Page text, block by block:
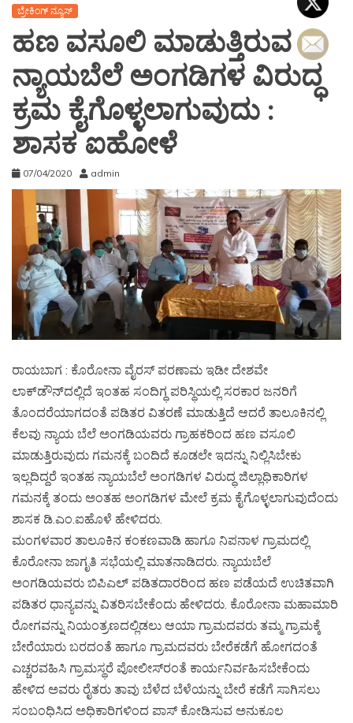
ಬ್ರೇಕಿಂಗ್ ನ್ಯೂಸ್
ಹಣ ವಸೂಲಿ ಮಾಡುತ್ತಿರುವ
ನ್ಯಾಯಬೆಲೆ ಅಂಗಡಿಗಳ ವಿರುದ್ಧ
ಕ್ರಮ ಕೈಗೊಳ್ಳಲಾಗುವುದು :
ಶಾಸಕ ಐಹೋಳೆ
07/04/2020 admin
ರಾಯಬಾಗ : ಕೊರೋನಾ ವೈರಸ್ ಪರಣಾಮ ಇಡೀ ದೇಶವೇ
ಲಾಕ್‍ಡೌನ್‍ದಲ್ಲಿದೆ ಇಂತಹ ಸಂದಿಗ್ಧ ಪರಿಸ್ಥಿಯಲ್ಲಿ ಸರಕಾರ ಜನರಿಗೆ
ತೊಂದರೆಯಾಗದಂತೆ ಪಡಿತರ ವಿತರಣೆ ಮಾಡುತ್ತಿದೆ ಆದರೆ ತಾಲೂಕಿನಲ್ಲಿ
ಕೆಲವು ನ್ಯಾಯ ಬೆಲೆ ಅಂಗಡಿಯವರು ಗ್ರಾಹಕರಿಂದ ಹಣ ವಸೂಲಿ
ಮಾಡುತ್ತಿರುವುದು ಗಮನಕ್ಕೆ ಬಂದಿದೆ ಕೂಡಲೇ ಇದನ್ನು ನಿಲ್ಲಿಸಿಬೇಕು
ಇಲ್ಲದಿದ್ದರೆ ಇಂತಹ ನ್ಯಾಯಬೆಲೆ ಅಂಗಡಿಗಳ ವಿರುದ್ಧ ಜಿಲ್ಲಾಧಿಕಾರಿಗಳ
ಗಮನಕ್ಕೆ ತಂದು ಅಂತಹ ಅಂಗಡಿಗಳ ಮೇಲೆ ಕ್ರಮ ಕೈಗೊಳ್ಳಲಾಗುವುದೆಂದು
ಶಾಸಕ ಡಿ.ಎಂ.ಐಹೊಳೆ ಹೇಳಿದರು.
ಮಂಗಳವಾರ ತಾಲೂಕಿನ ಕಂಕಣವಾಡಿ ಹಾಗೂ ನಿಪನಾಳ ಗ್ರಾಮದಲ್ಲಿ
ಕೊರೋನಾ ಜಾಗೃತಿ ಸಭೆಯಲ್ಲಿ ಮಾತನಾಡಿದರು. ನ್ಯಾಯಬೆಲೆ
ಅಂಗಡಿಯವರು ಬಿಪಿಎಲ್ ಪಡಿತದಾರರಿಂದ ಹಣ ಪಡೆಯದೆ ಉಚಿತವಾಗಿ
ಪಡಿತರ ಧಾನ್ಯವನ್ನು ವಿತರಿಸಬೇಕೆಂದು ಹೇಳಿದರು. ಕೊರೋನಾ ಮಹಾಮಾರಿ
ರೋಗವನ್ನು ನಿಯಂತ್ರಣದಲ್ಲಿಡಲು ಆಯಾ ಗ್ರಾಮದವರು ತಮ್ಮ ಗ್ರಾಮಕ್ಕೆ
ಬೇರೆಯಾರು ಬರದಂತೆ ಹಾಗೂ ಗ್ರಾಮದವರು ಬೇರೆಕಡೆಗೆ ಹೋಗದಂತೆ
ಎಚ್ಚರವಹಿಸಿ ಗ್ರಾಮಸ್ಥರೆ ಪೋಲೀಸ್‍ರಂತೆ ಕಾರ್ಯನಿರ್ವಹಿಸಬೇಕೆಂದು
ಹೇಳಿದ ಅವರು ರೈತರು ತಾವು ಬೆಳೆದ ಬೆಳೆಯನ್ನು ಬೇರೆ ಕಡೆಗೆ ಸಾಗಿಸಲು
ಸಂಬಂಧಿಸಿದ ಅಧಿಕಾರಿಗಳಿಂದ ಪಾಸ್ ಕೋಡಿಸುವ ಅನುಕೂಲ